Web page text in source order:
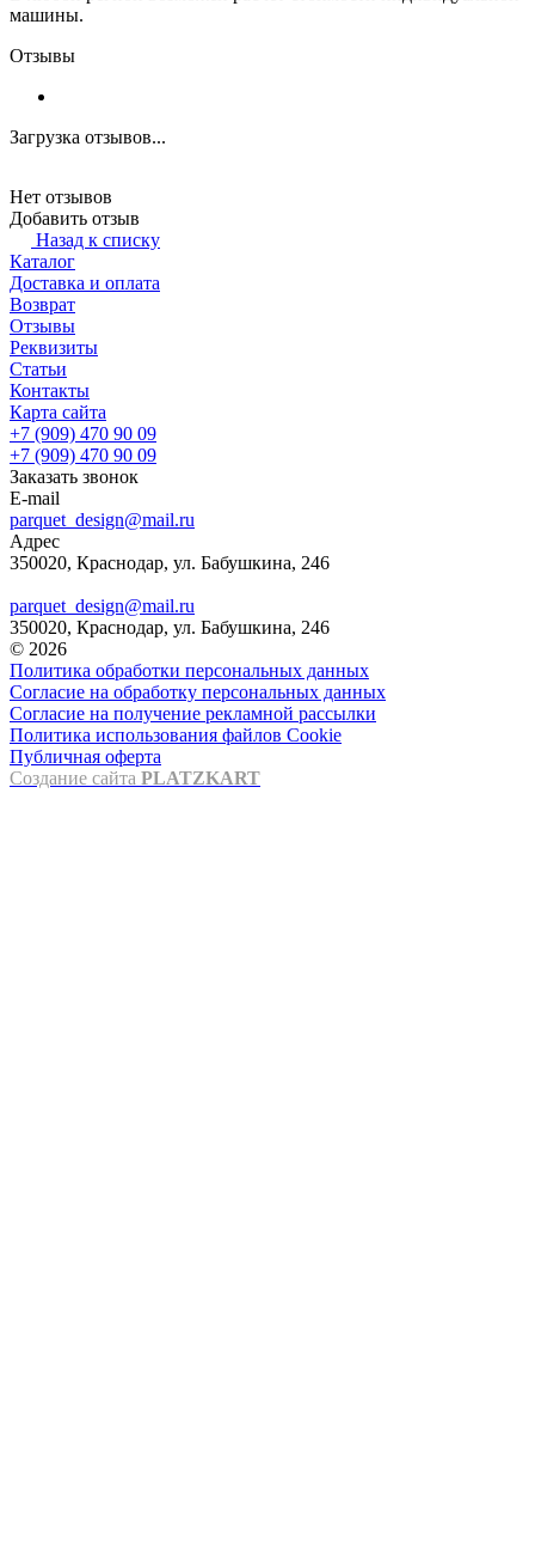
машины.
Отзывы
Загрузка отзывов...
Нет отзывов
Добавить отзыв
Назад к списку
Каталог
Доставка и оплата
Возврат
Отзывы
Реквизиты
Статьи
Контакты
Карта сайта
+7 (909) 470 90 09
+7 (909) 470 90 09
Заказать звонок
E-mail
parquet_design@mail.ru
Адрес
350020, Краснодар, ул. Бабушкина, 246
parquet_design@mail.ru
350020, Краснодар, ул. Бабушкина, 246
© 2026
Политика обработки персональных данных
Согласие на обработку персональных данных
Согласие на получение рекламной рассылки
Политика использования файлов Cookie
Публичная оферта
Создание сайта PLATZKART